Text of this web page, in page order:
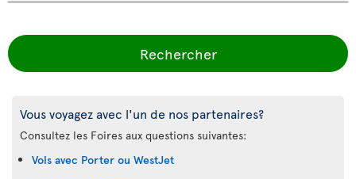
Rechercher
Vous voyagez avec l'un de nos partenaires?
Consultez les Foires aux questions suivantes:
Vols avec Porter ou WestJet